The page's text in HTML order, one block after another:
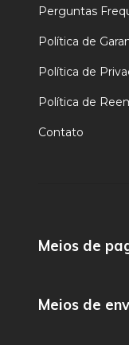
Perguntas
Política de
Política de
Política de
Contato
Meios de
Meios de